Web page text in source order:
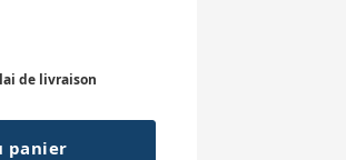
de livraison
panier